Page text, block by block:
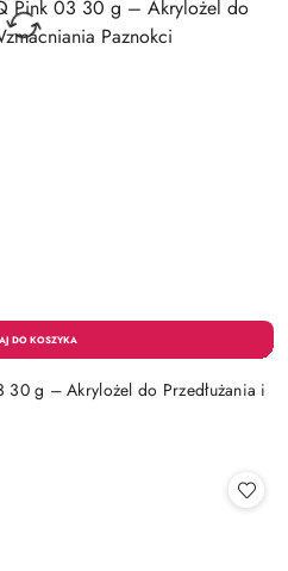
30 g – Akrylożel do Przedłużania i